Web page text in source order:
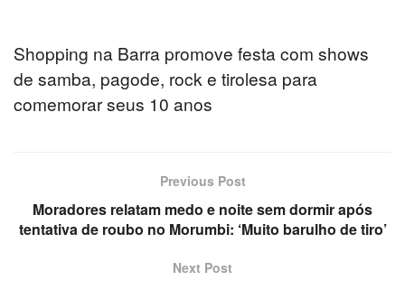
Shopping na Barra promove festa com shows
de samba, pagode, rock e tirolesa para
comemorar seus 10 anos
Previous Post
Moradores relatam medo e noite sem dormir após
tentativa de roubo no Morumbi: ‘Muito barulho de tiro’
Next Post